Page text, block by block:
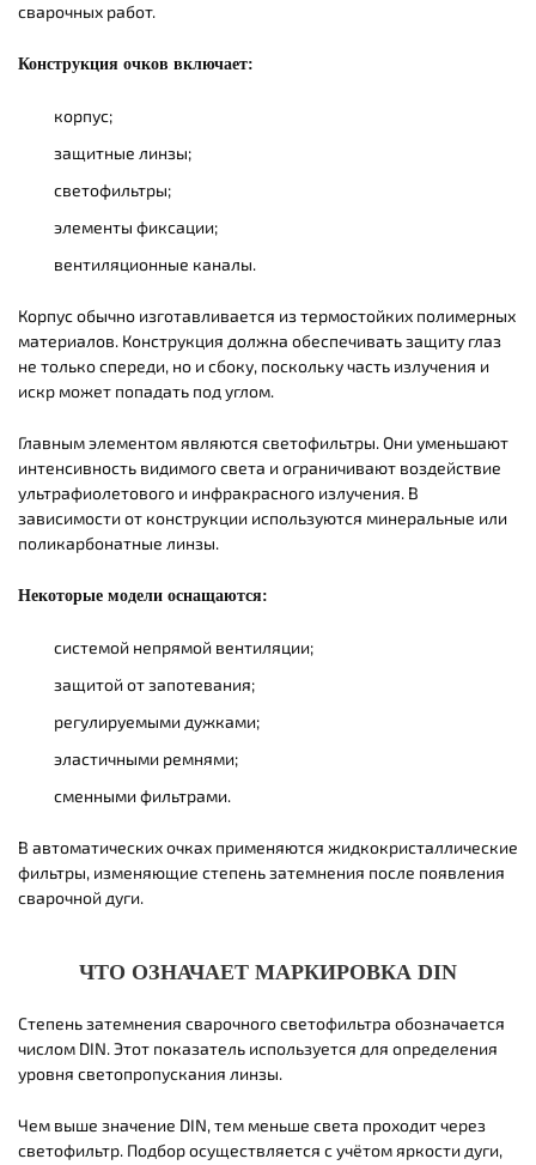
сварочных работ.
Конструкция очков включает:
корпус;
защитные линзы;
светофильтры;
элементы фиксации;
вентиляционные каналы.
Корпус обычно изготавливается из термостойких полимерных
материалов. Конструкция должна обеспечивать защиту глаз
не только спереди, но и сбоку, поскольку часть излучения и
искр может попадать под углом.
Главным элементом являются светофильтры. Они уменьшают
интенсивность видимого света и ограничивают воздействие
ультрафиолетового и инфракрасного излучения. В
зависимости от конструкции используются минеральные или
поликарбонатные линзы.
Некоторые модели оснащаются:
системой непрямой вентиляции;
защитой от запотевания;
регулируемыми дужками;
эластичными ремнями;
сменными фильтрами.
В автоматических очках применяются жидкокристаллические
фильтры, изменяющие степень затемнения после появления
сварочной дуги.
ЧТО ОЗНАЧАЕТ МАРКИРОВКА DIN
Степень затемнения сварочного светофильтра обозначается
числом DIN. Этот показатель используется для определения
уровня светопропускания линзы.
Чем выше значение DIN, тем меньше света проходит через
светофильтр. Подбор осуществляется с учётом яркости дуги,